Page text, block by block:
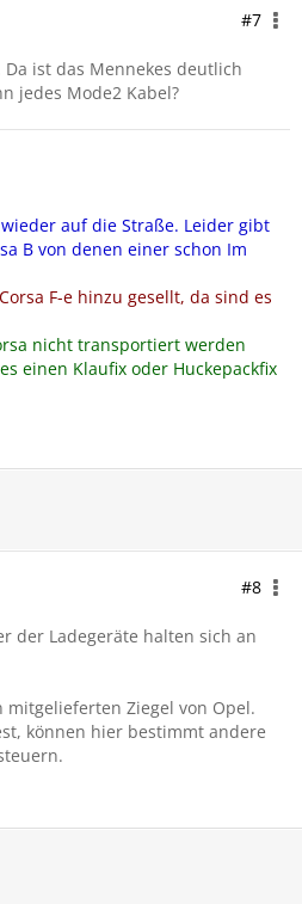
#7
ist das Mennekes deutlich
jedes Mode2 Kabel?
wieder auf die Straße. Leider gibt
B von denen einer schon Im
F-e hinzu gesellt, da sind es
nicht transportiert werden
einen Klaufix oder Huckepackfix
#8
der Ladegeräte halten sich an
Ziegel von Opel.
können hier bestimmt andere